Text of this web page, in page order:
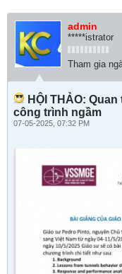
admin
*****istrator
Tham gia
HỘI THẢO:
công trình ngầm
07-05-2025, 07:32 PM